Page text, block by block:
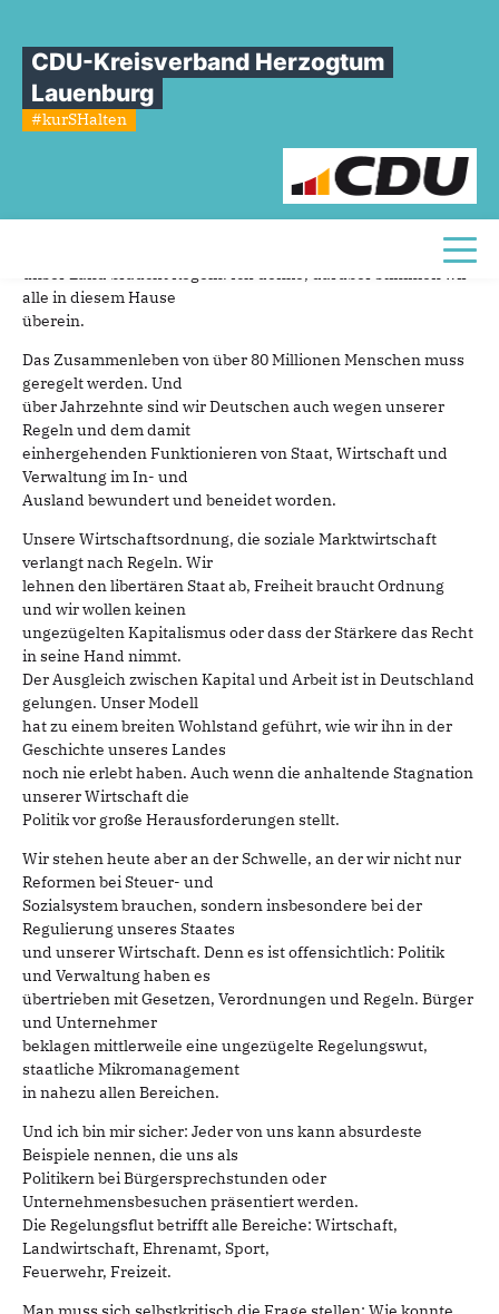
CDU-Kreisverband Herzogtum
Lauenburg
#kurSHalten
Sie sind hier
PolitikundVerwaltunghabenes
übertrieben
unser Land braucht Regeln. Ich denke, darüber stimmen wir
alle in diesem Hause
überein.
Das Zusammenleben von über 80 Millionen Menschen muss
geregelt werden. Und
über Jahrzehnte sind wir Deutschen auch wegen unserer
Regeln und dem damit
einhergehenden Funktionieren von Staat, Wirtschaft und
Verwaltung im In- und
Ausland bewundert und beneidet worden.
Unsere Wirtschaftsordnung, die soziale Marktwirtschaft
verlangt nach Regeln. Wir
lehnen den libertären Staat ab, Freiheit braucht Ordnung
und wir wollen keinen
ungezügelten Kapitalismus oder dass der Stärkere das Recht
in seine Hand nimmt.
Der Ausgleich zwischen Kapital und Arbeit ist in Deutschland
gelungen. Unser Modell
hat zu einem breiten Wohlstand geführt, wie wir ihn in der
Geschichte unseres Landes
noch nie erlebt haben. Auch wenn die anhaltende Stagnation
unserer Wirtschaft die
Politik vor große Herausforderungen stellt.
Wir stehen heute aber an der Schwelle, an der wir nicht nur
Reformen bei Steuer- und
Sozialsystem brauchen, sondern insbesondere bei der
Regulierung unseres Staates
und unserer Wirtschaft. Denn es ist offensichtlich: Politik
und Verwaltung haben es
übertrieben mit Gesetzen, Verordnungen und Regeln. Bürger
und Unternehmer
beklagen mittlerweile eine ungezügelte Regelungswut,
staatliche Mikromanagement
in nahezu allen Bereichen.
Und ich bin mir sicher: Jeder von uns kann absurdeste
Beispiele nennen, die uns als
Politikern bei Bürgersprechstunden oder
Unternehmensbesuchen präsentiert werden.
Die Regelungsflut betrifft alle Bereiche: Wirtschaft,
Landwirtschaft, Ehrenamt, Sport,
Feuerwehr, Freizeit.